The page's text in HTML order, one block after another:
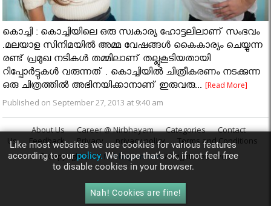
കൊച്ചി : കൊച്ചിയിലെ ഒരു സ്വകാര്യ ഹോട്ടലിലാണ് സംഭവം
.മലയാള സിനിമയില്‍ അമ്മ വേഷങ്ങള്‍ കൈകാര്യം ചെയ്യുന്ന
രണ്ട് പ്രമുഖ നടികള്‍ തമ്മിലാണ് തല്ലുകൂടിയതായി
റിപ്പോര്‍ട്ടുകള്‍ വരുന്നത് . കൊച്ചിയില്‍ ചിത്രീകരണം നടക്കുന്ന
ഒരു ചിത്രത്തില്‍ അഭിനയിക്കാനാണ് ഇരുവരു...[Read More]
Published on September 27, 2013 at 9:40 am
About Us Career @ Nirbhayam Categories
Contact
Us
Feedback Privacy privacy policy
Terms and Conditions
© Copyright 2013Nirbhayam.com. All rights reserved.
Like most websites we use cookies for various features
according to ourpolicy.We hope that’s ok, if not feel free
to disable cookies in your browser.
Nah! Cookies are fine!